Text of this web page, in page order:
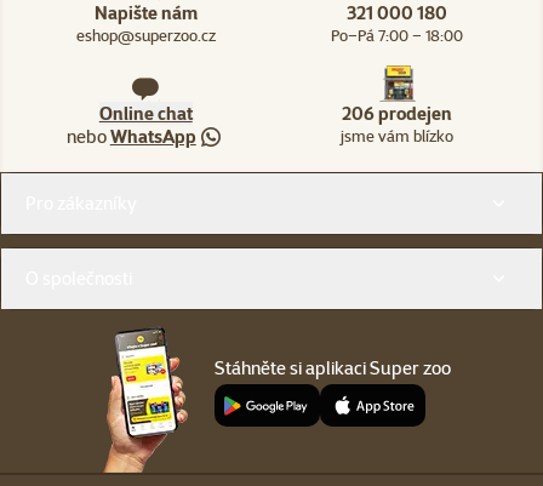
Napište nám
eshop@superzoo.cz
321 000 180
Po–Pá 7:00 – 18:00
Online chat
neboWhatsApp
206 prodejen
jsme vám blízko
Stáhněte si aplikaci Super zoo